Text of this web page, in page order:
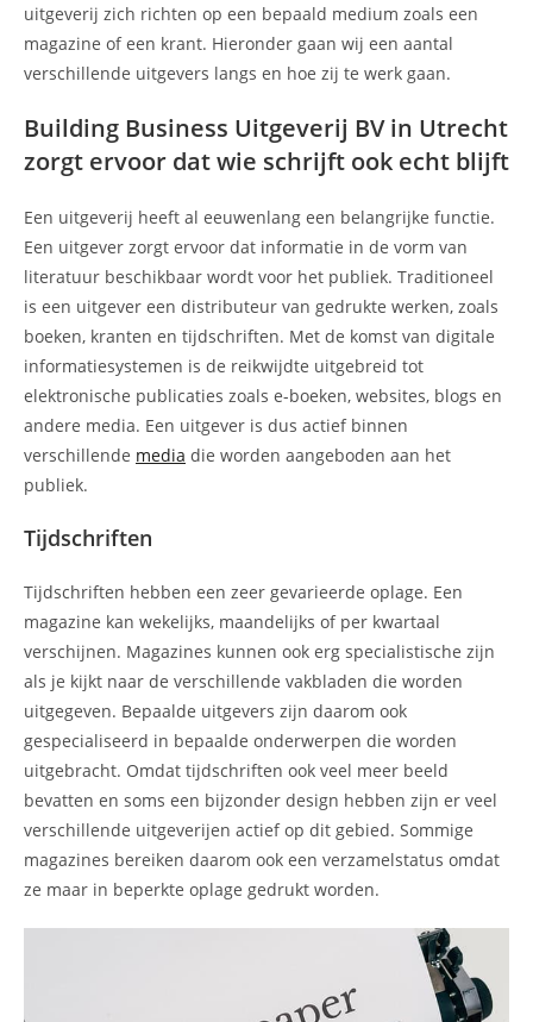
uitgeverij zich richten op een bepaald medium zoals een
magazine of een krant. Hieronder gaan wij een aantal
verschillende uitgevers langs en hoe zij te werk gaan.
Building Business Uitgeverij BV in Utrecht
zorgt ervoor dat wie schrijft ook echt blijft
Een uitgeverij heeft al eeuwenlang een belangrijke functie.
Een uitgever zorgt ervoor dat informatie in de vorm van
literatuur beschikbaar wordt voor het publiek. Traditioneel
is een uitgever een distributeur van gedrukte werken, zoals
boeken, kranten en tijdschriften. Met de komst van digitale
informatiesystemen is de reikwijdte uitgebreid tot
elektronische publicaties zoals e-boeken, websites, blogs en
andere media. Een uitgever is dus actief binnen
verschillende media die worden aangeboden aan het
publiek.
Tijdschriften
Tijdschriften hebben een zeer gevarieerde oplage. Een
magazine kan wekelijks, maandelijks of per kwartaal
verschijnen. Magazines kunnen ook erg specialistische zijn
als je kijkt naar de verschillende vakbladen die worden
uitgegeven. Bepaalde uitgevers zijn daarom ook
gespecialiseerd in bepaalde onderwerpen die worden
uitgebracht. Omdat tijdschriften ook veel meer beeld
bevatten en soms een bijzonder design hebben zijn er veel
verschillende uitgeverijen actief op dit gebied. Sommige
magazines bereiken daarom ook een verzamelstatus omdat
ze maar in beperkte oplage gedrukt worden.